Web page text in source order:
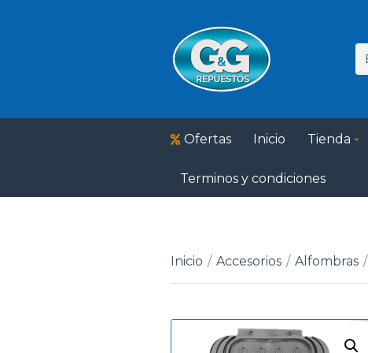
r
e
t
Ofertas Inicio Tienda
Terminos y condiciones
Inicio / Accesorios / Alfombras /